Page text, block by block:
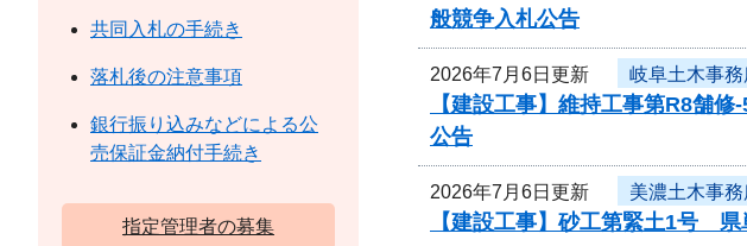
般競争入札公告
2026年7月6日更新 岐阜土木事務
【建設工事】維持工事第R8
公告
2026年7月6日更新 美濃土木事務
【建設工事】砂工第緊土1号
共同入札の手続き
落札後の注意事項
銀行振り込みなどによる公
売保証金納付手続き
指定管理者の募集